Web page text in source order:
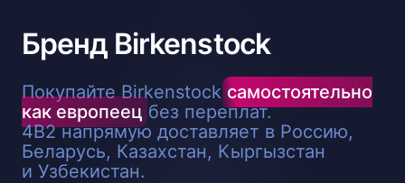
Бренд Birkenstock
Покупайте Birkenstockсамостоятельно
как европеец без переплат.
4B2 напрямую доставляет в Россию,
Беларусь, Казахстан, Кыргызстан
и Узбекистан.